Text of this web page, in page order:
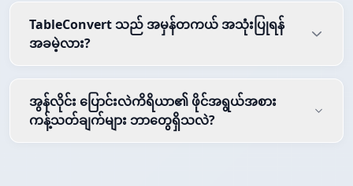
TableConvert သည် အမှန်တကယ် အသုံးပြုရန်
အခမဲ့လား?
အွန်လိုင်း ပြောင်းလဲကိရိယာ၏ ဖိုင်အရွယ်အစား
ကန့်သတ်ချက်များ ဘာတွေရှိသလဲ?